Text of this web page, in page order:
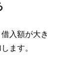
入額が大き
ます。